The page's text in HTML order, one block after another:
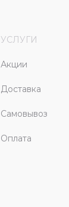
УСЛУГИ
Акции
Доставка
Самовывоз
Оплата